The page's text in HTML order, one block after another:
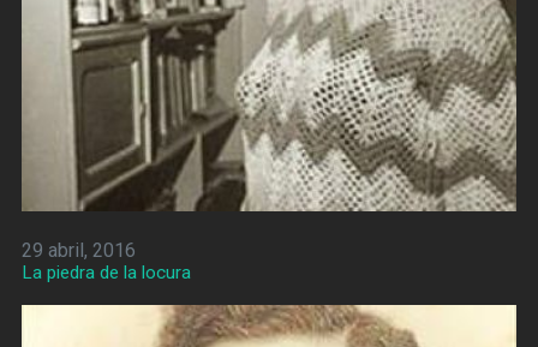
29 abril, 2016
La piedra de la locura